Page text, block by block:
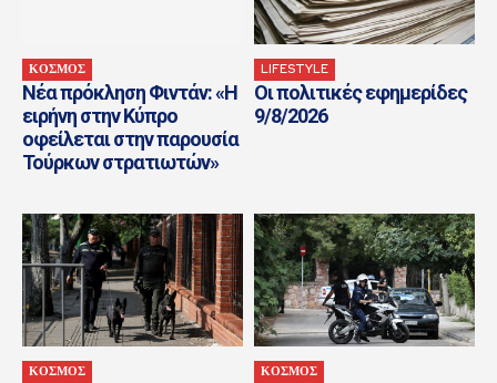
ΚΟΣΜΟΣ
Νέα πρόκληση Φιντάν: «Η
ειρήνη στην Κύπρο
οφείλεται στην παρουσία
Τούρκων στρατιωτών»
LIFESTYLE
Οι πολιτικές εφημερίδες
9/8/2026
ΚΟΣΜΟΣ ΚΟΣΜΟΣ